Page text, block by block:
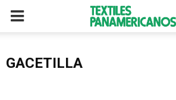
GACETILLA